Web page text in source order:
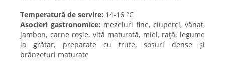
Temperatură de servire: 14-16 °C
Asocieri gastronomice: mezeluri fine, ciuperci, vânat,
jambon, carne roșie, vită maturată, miel, rață, legume
la grătar, preparate cu trufe, sosuri dense și
brânzeturi maturate